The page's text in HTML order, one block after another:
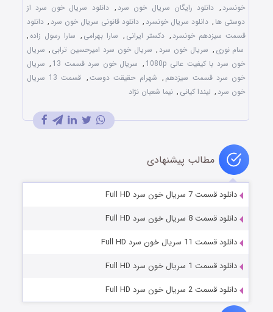
خونسرد , دانلود رایگان سریال خون سرد , دانلود سریال خون سرد از
دوستی ها , دانلود سریال خونسرد , دانلود قانونی سریال خون سرد , دانلود
قسمت سیزدهم خونسرد , دکستر ایرانی , سارا بهرامی , سارا رسول زاده ,
سام نوری , سریال خون سرد , سریال خون سرد امیرحسین ترابی , سریال
خون سرد با کیفیت عالی 1080p
, سریال خون سرد قسمت 13 , سریال
خون سرد قسمت سیزدهم , شهرام حقیقت دوست,
قسمت 13 سریال
خون سرد , لیندا کیانی , نیما شعبان نژاد
مطالب پیشنهادی
دانلود قسمت 7 سریال خون سرد Full HD
دانلود قسمت 8 سریال خون سرد Full HD
دانلود قسمت 11 سریال خون سرد Full HD
دانلود قسمت 1 سریال خون سرد Full HD
دانلود قسمت 2 سریال خون سرد Full HD